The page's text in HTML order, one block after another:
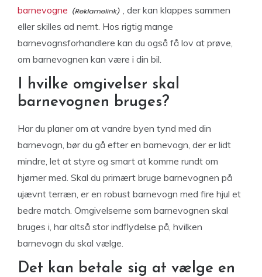
barnevogne
, der kan klappes sammen
eller skilles ad nemt. Hos rigtig mange
barnevognsforhandlere kan du også få lov at prøve,
om barnevognen kan være i din bil.
I hvilke omgivelser skal
barnevognen bruges?
Har du planer om at vandre byen tynd med din
barnevogn, bør du gå efter en barnevogn, der er lidt
mindre, let at styre og smart at komme rundt om
hjørner med. Skal du primært bruge barnevognen på
ujævnt terræn, er en robust barnevogn med fire hjul et
bedre match. Omgivelserne som barnevognen skal
bruges i, har altså stor indflydelse på, hvilken
barnevogn du skal vælge.
Det kan betale sig at vælge en